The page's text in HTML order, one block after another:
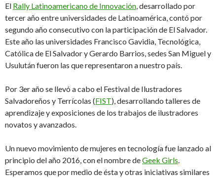
El Rally Latinoamericano de Innovación , desarrollado por
tercer año entre universidades de Latinoamérica, contó por
segundo año consecutivo con la participación de El Salvador.
Este año las universidades Francisco Gavidia, Tecnológica,
Católica de El Salvador y Gerardo Barrios, sedes San Miguel y
Usulután fueron las que representaron a nuestro país.
Por 3er año se llevó a cabo el Festival de Ilustradores
Salvadoreños y Terrícolas (FIST), desarrollando talleres de
aprendizaje y exposiciones de los trabajos de ilustradores
novatos y avanzados.
Un nuevo movimiento de mujeres en tecnología fue lanzado al
principio del año 2016, con el nombre deGeek Girls
Esperamos que por medio de ésta y otras iniciativas similares